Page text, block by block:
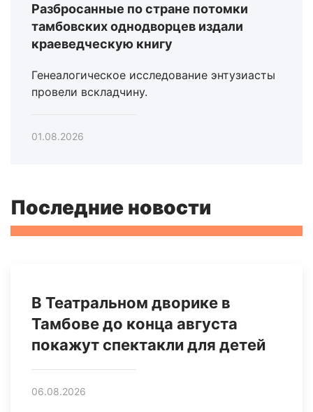
Разбросанные по стране потомки
тамбовских однодворцев издали
краеведческую книгу
Генеалогическое исследование энтузиасты
провели вскладчину.
01.08.2026
Последние новости
В Театральном дворике в
Тамбове до конца августа
покажут спектакли для детей
06.08.2026